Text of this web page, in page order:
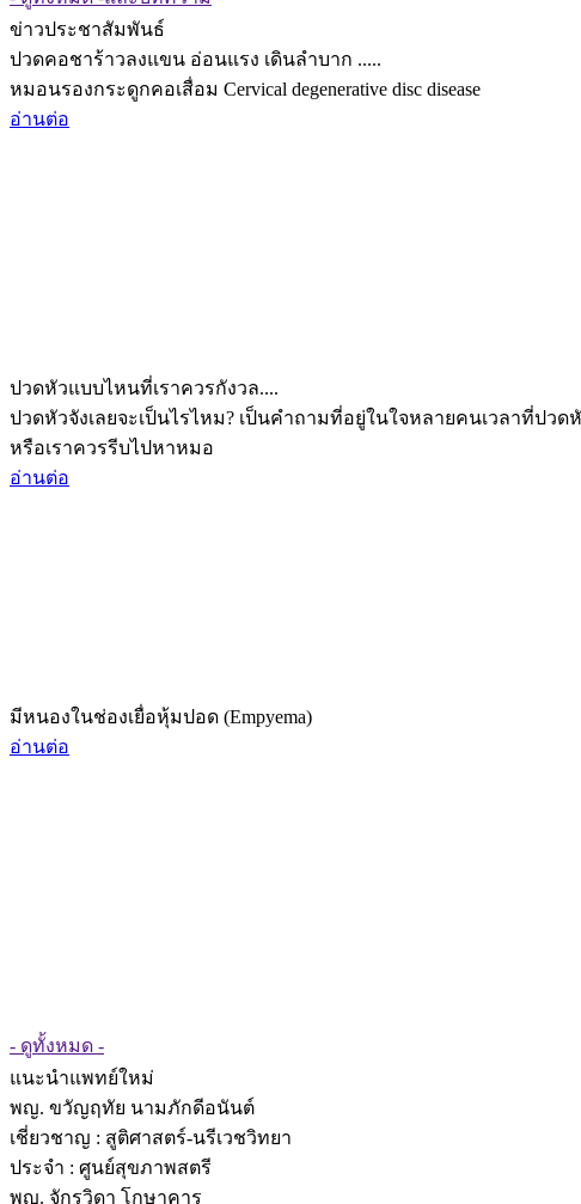
ข่าวประชาสัมพันธ์
ปวดคอชาร้าวลงแขน อ่อนแรง เดินลำบาก .....
หมอนรองกระดูกคอเสื่อม Cervical degenerative disc disease
อ่านต่อ
ปวดหัวแบบไหนที่เราควรกังวล....
ปวดหัวจังเลยจะเป็นไรไหม? เป็นคำถามที่อยู่ในใจหลายคนเวลาที่ป
หรือเราควรรีบไปหาหมอ
อ่านต่อ
มีหนองในช่องเยื่อหุ้มปอด (Empyema)
อ่านต่อ
- ดูทั้งหมด -
แนะนำแพทย์ใหม่
พญ. ขวัญฤทัย นามภักดีอนันต์
เชี่ยวชาญ : สูติศาสตร์-นรีเวชวิทยา
ประจำ : ศูนย์สุขภาพสตรี
พญ. จักรวิดา โกษาคาร